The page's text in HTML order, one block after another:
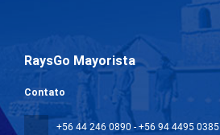
RaysGo Mayorista
Contato
+56 44 246 0890 - +56 94 4495 0385